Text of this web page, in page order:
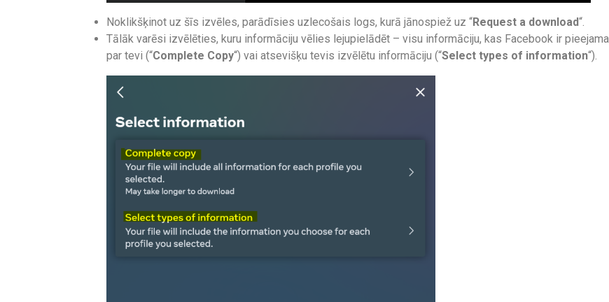
Noklikšķinot uz šīs izvēles, parādīsies uzlecošais logs, kurā jānospiež uz “Request a download“.
Tālāk varēsi izvēlēties, kuru informāciju vēlies lejupielādēt – visu informāciju, kas Facebook ir pieejama
par tevi (“Complete Copy“) vai atsevišķu tevis izvēlētu informāciju (“Select types of information“).